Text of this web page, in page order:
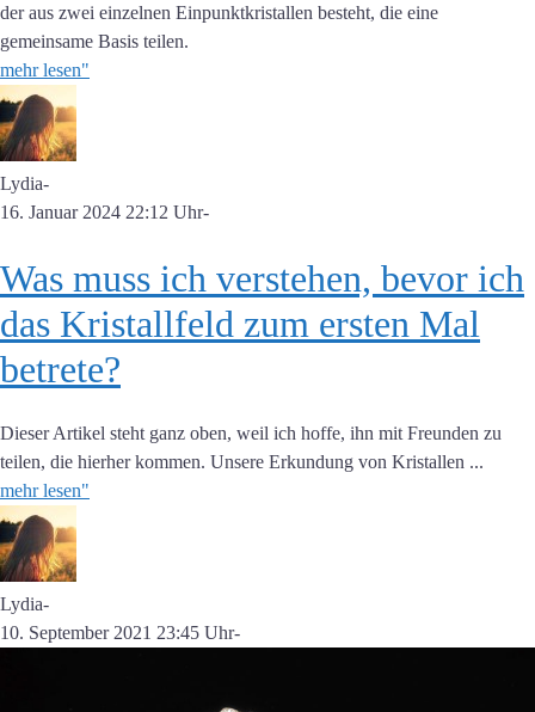
der aus zwei einzelnen Einpunktkristallen besteht, die eine
gemeinsame Basis teilen.
mehr lesen"
Lydia-
16. Januar 2024 22:12 Uhr-
Was muss ich verstehen, bevor ich
das Kristallfeld zum ersten Mal
betrete?
Dieser Artikel steht ganz oben, weil ich hoffe, ihn mit Freunden zu
teilen, die hierher kommen. Unsere Erkundung von Kristallen ...
mehr lesen"
Lydia-
10. September 2021 23:45 Uhr-